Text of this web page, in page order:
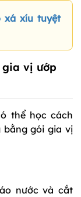
xá xíu tuyệt
vị ướp
thể học cách
bằng gói gia vị
nước và cắt